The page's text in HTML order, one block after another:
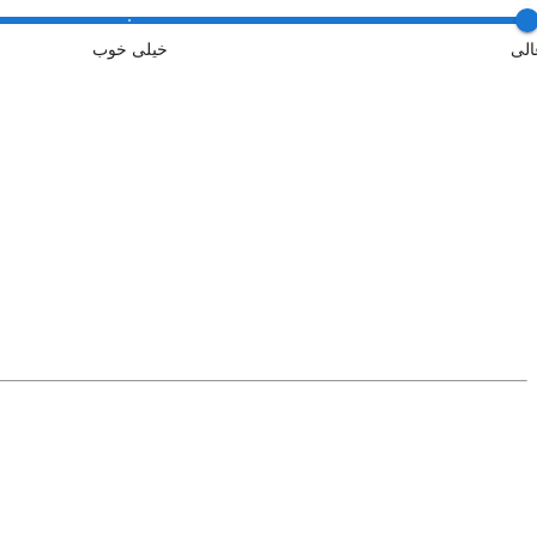
خیلی خوب